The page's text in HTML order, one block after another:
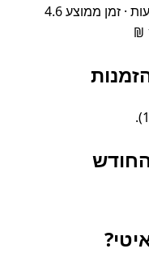
speaking driver – 29 נסיעות · זמן ממוצע 4.6